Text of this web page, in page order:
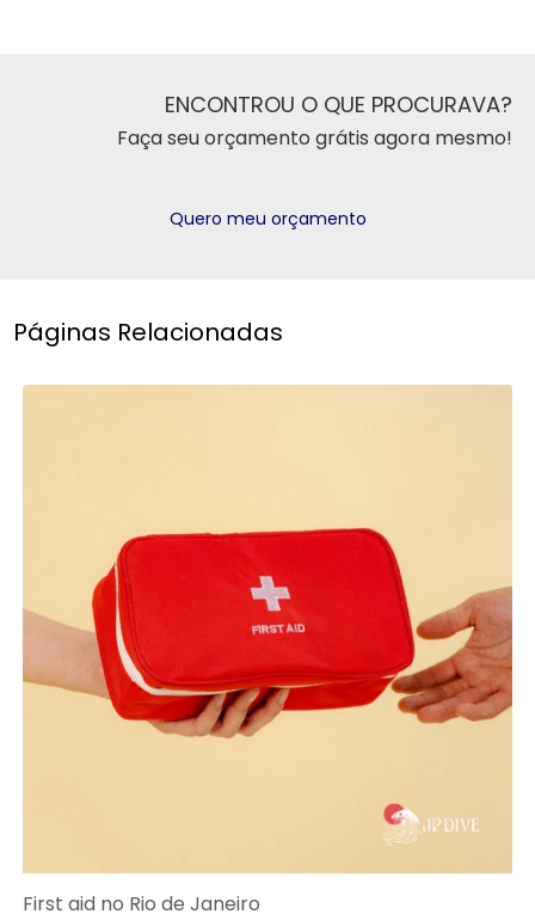
ENCONTROU O QUE PROCURAVA?
Faça seu orçamento grátis agora mesmo!
Quero meu orçamento
Páginas Relacionadas
First aid no Rio de Janeiro